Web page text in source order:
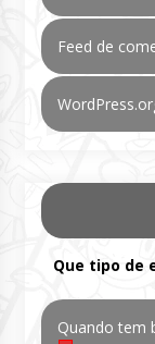
Feed de
Que tipo de
Quando tem